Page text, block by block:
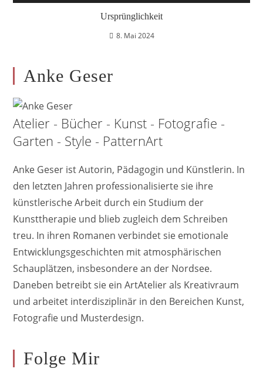
Ursprünglichkeit
8. Mai 2024
Anke Geser
Atelier - Bücher - Kunst - Fotografie -
Garten - Style - PatternArt
Anke Geser ist Autorin, Pädagogin und Künstlerin. In
den letzten Jahren professionalisierte sie ihre
künstlerische Arbeit durch ein Studium der
Kunsttherapie und blieb zugleich dem Schreiben
treu. In ihren Romanen verbindet sie emotionale
Entwicklungsgeschichten mit atmosphärischen
Schauplätzen, insbesondere an der Nordsee.
Daneben betreibt sie ein ArtAtelier als Kreativraum
und arbeitet interdisziplinär in den Bereichen Kunst,
Fotografie und Musterdesign.
Folge Mir